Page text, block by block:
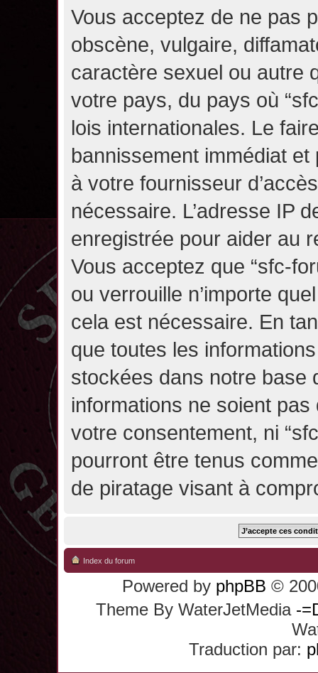
Vous acceptez de ne pas
obscène, vulgaire,
caractère sexuel ou autre
votre pays, du pays où
lois internationales. Le
bannissement immédiat
à votre fournisseur
nécessaire. L’adresse IP
enregistrée pour aider au
Vous acceptez que “sfc-
ou verrouille n’importe
cela est nécessaire. En
que toutes les
stockées dans notre base
informations ne soient
votre consentement, ni
pourront être tenus
de piratage visant à
Index du forum
Powered by phpBB ©
Theme By WaterJetMedia -
Traduction par: